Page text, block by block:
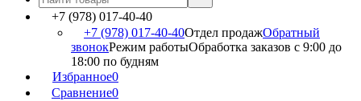
+7 (978) 017-40-40
+7 (978) 017-40-40Отдел продажОбратный
звонокРежим работыОбработка заказов с 9:00 до
18:00 по будням
Избранное0
Сравнение0